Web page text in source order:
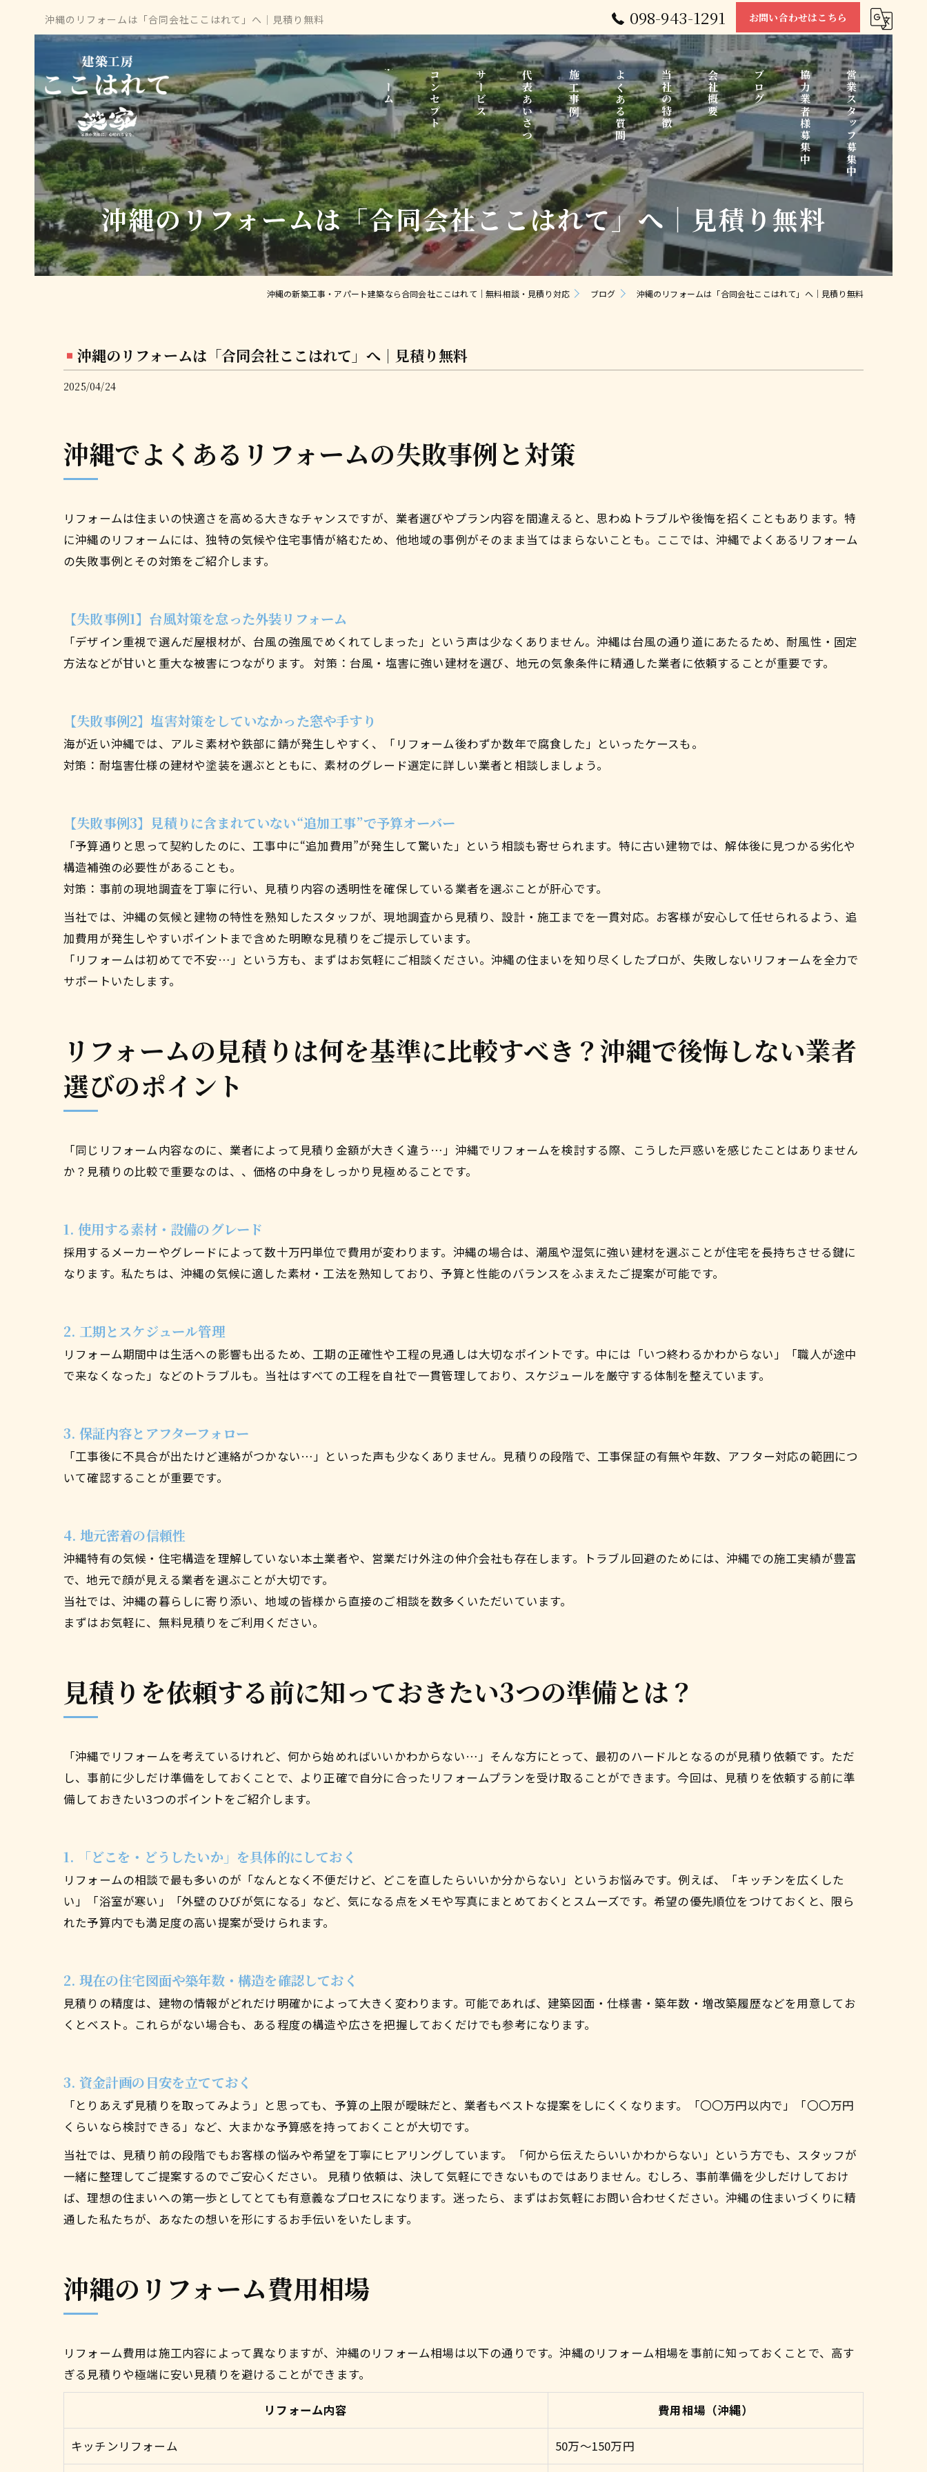
沖縄のリフォームは「合同会社ここはれて」へ│見積り無料 098-943-1291 お問い合わせはこちら
ホーム コンセプト サービス 代表あいさつ 施工事例 よくある質問 当社の特徴
中古住宅
リノベーション
水回り
会社概要 ブログ
コラム
協力業者様募集中 営業スタッフ募集中
沖縄のリフォームは「合同会社ここはれて」へ│見積り無料
沖縄の新築工事・アパート建築なら合同会社ここはれて｜無料相談・見積り対応 ブログ 沖縄のリフォームは「合同会社ここはれて」へ│見積り無料
沖縄のリフォームは「合同会社ここはれて」へ│見積り無料
2025/04/24
沖縄でよくあるリフォームの失敗事例と対策
リフォームは住まいの快適さを高める大きなチャンスですが、業者選びやプラン内容を間違えると、思わぬトラブルや後悔を招くこともあります。特
に沖縄のリフォームには、独特の気候や住宅事情が絡むため、他地域の事例がそのまま当てはまらないことも。ここでは、沖縄でよくあるリフォーム
の失敗事例とその対策をご紹介します。
【失敗事例1】台風対策を怠った外装リフォーム
「デザイン重視で選んだ屋根材が、台風の強風でめくれてしまった」という声は少なくありません。沖縄は台風の通り道にあたるため、耐風性・固定
方法などが甘いと重大な被害につながります。 対策：台風・塩害に強い建材を選び、地元の気象条件に精通した業者に依頼することが重要です。
【失敗事例2】塩害対策をしていなかった窓や手すり
海が近い沖縄では、アルミ素材や鉄部に錆が発生しやすく、「リフォーム後わずか数年で腐食した」といったケースも。
対策：耐塩害仕様の建材や塗装を選ぶとともに、素材のグレード選定に詳しい業者と相談しましょう。
【失敗事例3】見積りに含まれていない“追加工事”で予算オーバー
「予算通りと思って契約したのに、工事中に“追加費用”が発生して驚いた」という相談も寄せられます。特に古い建物では、解体後に見つかる劣化や
構造補強の必要性があることも。
対策：事前の現地調査を丁寧に行い、見積り内容の透明性を確保している業者を選ぶことが肝心です。
当社では、沖縄の気候と建物の特性を熟知したスタッフが、現地調査から見積り、設計・施工までを一貫対応。お客様が安心して任せられるよう、追
加費用が発生しやすいポイントまで含めた明瞭な見積りをご提示しています。
「リフォームは初めてで不安…」という方も、まずはお気軽にご相談ください。沖縄の住まいを知り尽くしたプロが、失敗しないリフォームを全力で
サポートいたします。
リフォームの見積りは何を基準に比較すべき？沖縄で後悔しない業者
選びのポイント
「同じリフォーム内容なのに、業者によって見積り金額が大きく違う…」沖縄でリフォームを検討する際、こうした戸惑いを感じたことはありません
か？見積りの比較で重要なのは、、価格の中身をしっかり見極めることです。
1. 使用する素材・設備のグレード
採用するメーカーやグレードによって数十万円単位で費用が変わります。沖縄の場合は、潮風や湿気に強い建材を選ぶことが住宅を長持ちさせる鍵に
なります。私たちは、沖縄の気候に適した素材・工法を熟知しており、予算と性能のバランスをふまえたご提案が可能です。
2. 工期とスケジュール管理
リフォーム期間中は生活への影響も出るため、工期の正確性や工程の見通しは大切なポイントです。中には「いつ終わるかわからない」「職人が途中
で来なくなった」などのトラブルも。当社はすべての工程を自社で一貫管理しており、スケジュールを厳守する体制を整えています。
3. 保証内容とアフターフォロー
「工事後に不具合が出たけど連絡がつかない…」といった声も少なくありません。見積りの段階で、工事保証の有無や年数、アフター対応の範囲につ
いて確認することが重要です。
4. 地元密着の信頼性
沖縄特有の気候・住宅構造を理解していない本土業者や、営業だけ外注の仲介会社も存在します。トラブル回避のためには、沖縄での施工実績が豊富
で、地元で顔が見える業者を選ぶことが大切です。
当社では、沖縄の暮らしに寄り添い、地域の皆様から直接のご相談を数多くいただいています。
まずはお気軽に、無料見積りをご利用ください。
見積りを依頼する前に知っておきたい3つの準備とは？
「沖縄でリフォームを考えているけれど、何から始めればいいかわからない…」そんな方にとって、最初のハードルとなるのが見積り依頼です。ただ
し、事前に少しだけ準備をしておくことで、より正確で自分に合ったリフォームプランを受け取ることができます。今回は、見積りを依頼する前に準
備しておきたい3つのポイントをご紹介します。
1. 「どこを・どうしたいか」を具体的にしておく
リフォームの相談で最も多いのが「なんとなく不便だけど、どこを直したらいいか分からない」というお悩みです。例えば、「キッチンを広くした
い」「浴室が寒い」「外壁のひびが気になる」など、気になる点をメモや写真にまとめておくとスムーズです。希望の優先順位をつけておくと、限ら
れた予算内でも満足度の高い提案が受けられます。
2. 現在の住宅図面や築年数・構造を確認しておく
見積りの精度は、建物の情報がどれだけ明確かによって大きく変わります。可能であれば、建築図面・仕様書・築年数・増改築履歴などを用意してお
くとベスト。これらがない場合も、ある程度の構造や広さを把握しておくだけでも参考になります。
3. 資金計画の目安を立てておく
「とりあえず見積りを取ってみよう」と思っても、予算の上限が曖昧だと、業者もベストな提案をしにくくなります。「〇〇万円以内で」「〇〇万円
くらいなら検討できる」など、大まかな予算感を持っておくことが大切です。
当社では、見積り前の段階でもお客様の悩みや希望を丁寧にヒアリングしています。「何から伝えたらいいかわからない」という方でも、スタッフが
一緒に整理してご提案するのでご安心ください。 見積り依頼は、決して気軽にできないものではありません。むしろ、事前準備を少しだけしておけ
ば、理想の住まいへの第一歩としてとても有意義なプロセスになります。迷ったら、まずはお気軽にお問い合わせください。沖縄の住まいづくりに精
通した私たちが、あなたの想いを形にするお手伝いをいたします。
沖縄のリフォーム費用相場
リフォーム費用は施工内容によって異なりますが、沖縄のリフォーム相場は以下の通りです。沖縄のリフォーム相場を事前に知っておくことで、高す
ぎる見積りや極端に安い見積りを避けることができます。
リフォーム内容 費用相場（沖縄）
キッチンリフォーム 50万～150万円